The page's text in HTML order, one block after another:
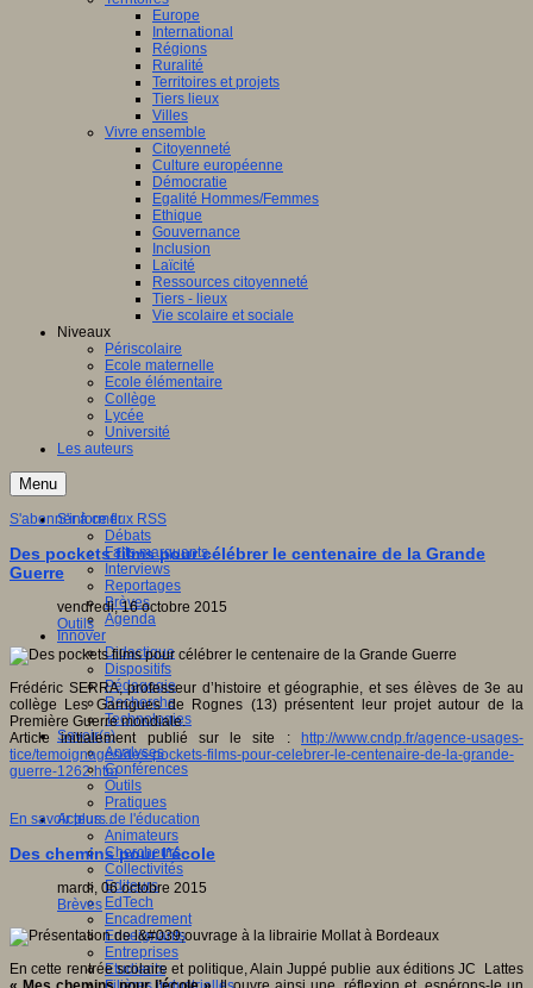
Europe
International
Régions
Ruralité
Territoires et projets
Tiers lieux
Villes
Vivre ensemble
Citoyenneté
Culture européenne
Démocratie
Egalité Hommes/Femmes
Ethique
Gouvernance
Inclusion
Laïcité
Ressources citoyenneté
Tiers - lieux
Vie scolaire et sociale
Niveaux
Périscolaire
Ecole maternelle
Ecole élémentaire
Collège
Lycée
Université
Les auteurs
Menu
S'informer
Débats
Faits marquants
Interviews
Reportages
Brèves
Agenda
Innover
Didactique
Dispositifs
Pédagogie
Recherche
Technologies
Savoir(s)
Analyses
Conférences
Outils
Pratiques
Acteurs de l'éducation
Animateurs
Chercheurs
Collectivités
Editeurs
EdTech
Encadrement
Enseignants
Entreprises
Etudiants
S'abonner à ce flux RSS
Des pockets films pour célébrer le centenaire de la Grande
Guerre
vendredi, 16 octobre 2015
Outils
Frédéric SERRA, professeur d’histoire et géographie, et ses élèves de 3e au
collège Les Garrigues de Rognes (13) présentent leur projet autour de la
Première Guerre mondiale.
Article initialement publié sur le site :
http://www.cndp.fr/agence-usages-
tice/temoignages/des-pockets-films-pour-celebrer-le-centenaire-de-la-grande-
guerre-1262.htm
En savoir plus...
Des chemins pour l’école
mardi, 06 octobre 2015
Brèves
En cette rentrée scolaire et politique, Alain Juppé publie aux éditions JC Lattes